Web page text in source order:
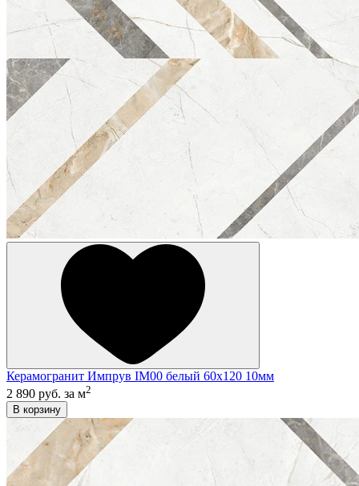
Керамогранит Импрув IM00 белый 60x120 10мм
2 890 руб. за м2
В корзину